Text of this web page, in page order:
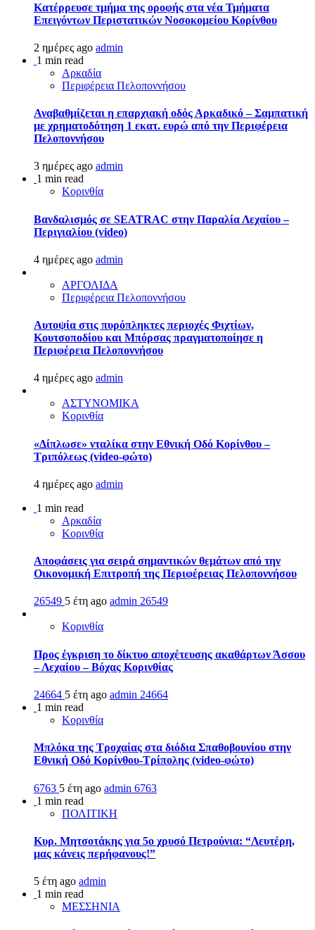
Kατέρρευσε τμήμα της οροφής στα νέα Τμήματα
Επειγόντων Περιστατικών Νοσοκομείου Κορίνθου
2 ημέρες ago admin
1 min read
Αρκαδία
Περιφέρεια Πελοποννήσου
Αναβαθμίζεται η επαρχιακή οδός Αρκαδικό – Σαμπατική
με χρηματοδότηση 1 εκατ. ευρώ από την Περιφέρεια
Πελοποννήσου
3 ημέρες ago admin
1 min read
Κορινθία
Βανδαλισμός σε SEATRAC στην Παραλία Λεχαίου –
Περιγιαλίου (video)
4 ημέρες ago admin
ΑΡΓΟΛΙΔΑ
Περιφέρεια Πελοποννήσου
Αυτοψία στις πυρόπληκτες περιοχές Φιχτίων,
Κουτσοποδίου και Μπόρσας πραγματοποίησε η
Περιφέρεια Πελοποννήσου
4 ημέρες ago admin
ΑΣΤΥΝΟΜΙΚΑ
Κορινθία
«Δίπλωσε» νταλίκα στην Εθνική Oδό Κορίνθου –
Τριπόλεως (video-φώτο)
4 ημέρες ago admin
1 min read
Αρκαδία
Κορινθία
Αποφάσεις για σειρά σημαντικών θεμάτων από την
Οικονομική Επιτροπή της Περιφέρειας Πελοποννήσου
26549 5 έτη ago admin 26549
Κορινθία
Προς έγκριση το δίκτυο αποχέτευσης ακαθάρτων Άσσου
– Λεχαίου – Βόχας Κορινθίας
24664 5 έτη ago admin 24664
1 min read
Κορινθία
Μπλόκα της Τροχαίας στα διόδια Σπαθοβουνίου στην
Εθνική Οδό Κορίνθου-Τρίπολης (video-φώτο)
6763 5 έτη ago admin 6763
1 min read
ΠΟΛΙΤΙΚΗ
Κυρ. Μητσοτάκης για 5ο χρυσό Πετρούνια: “Λευτέρη,
μας κάνεις περήφανους!”
5 έτη ago admin
1 min read
ΜΕΣΣΗΝΙΑ